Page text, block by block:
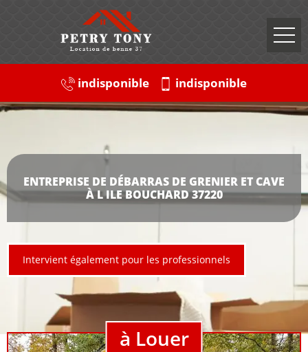
indisponible indisponible
ENTREPRISE DE DÉBARRAS DE GRENIER ET CAVE
À L ILE BOUCHARD 37220
Intervient également pour les professionnels
à Louer